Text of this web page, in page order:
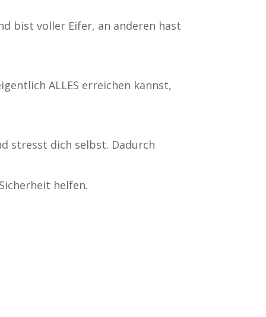
bist voller Eifer, an anderen hast
ALLES erreichen kannst,
stresst dich selbst. Dadurch
helfen.